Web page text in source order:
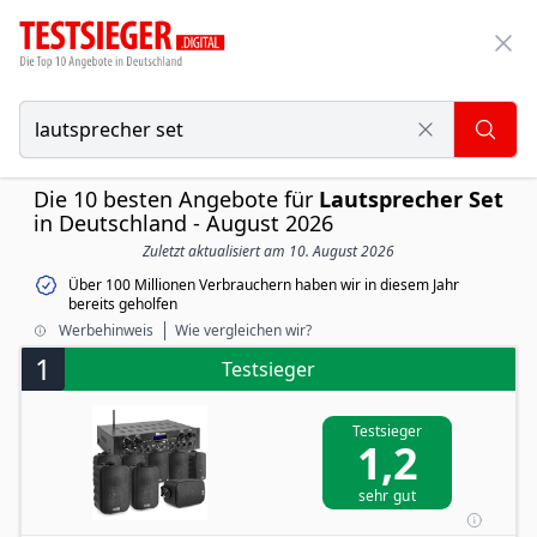
Die 10 besten Angebote für Lautsprecher Set
in Deutschland - August 2026
Zuletzt aktualisiert am 10. August 2026
Über 100 Millionen Verbrauchern haben wir in diesem Jahr
bereits geholfen
Werbehinweis
Wie vergleichen wir?
1 Testsieger
Testsieger
1,2
sehr gut